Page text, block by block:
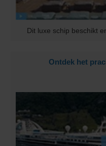
Dit luxe schip beschikt
Ontdek het